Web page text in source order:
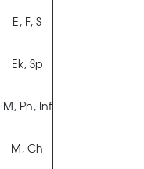
E, F, S
Ek, Sp
M, Ph, Inf
M, Ch